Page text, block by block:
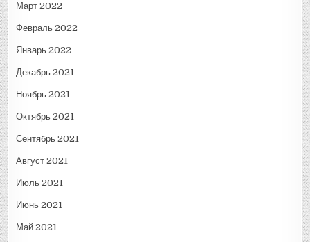
Март 2022
Февраль 2022
Январь 2022
Декабрь 2021
Ноябрь 2021
Октябрь 2021
Сентябрь 2021
Август 2021
Июль 2021
Июнь 2021
Май 2021